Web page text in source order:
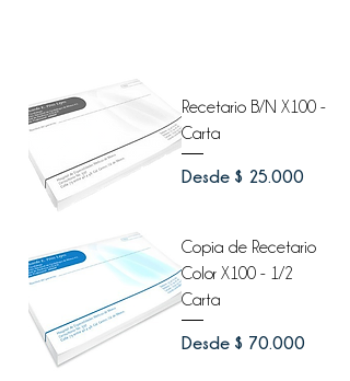
Recetario B/N X100 -
Carta
Desde $ 25.000
Precio de oferta
Copia de Recetario
Color X100 - 1/2
Carta
Desde $ 70.000
Precio de oferta